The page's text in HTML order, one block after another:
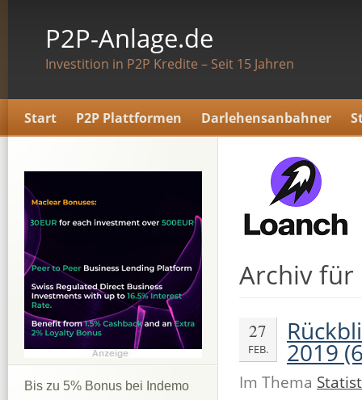
P2P-Anlage.de
Investition in P2P Kredite – Seit 15 Jahren
Start P2P Plattformen Darlehensanbahner
Archiv für
27
FEB. 2019
Im Thema
Bis zu 5% Bonus bei Indemo